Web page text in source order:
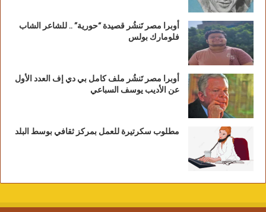
أوبرا مصر تَنشُر قصيدة “حورية” .. للشاعر الشاب
فلومارك بولس
أوبرا مصر تَنشُر ملف كامل بي دي إف العدد الأول
عن الأديب يوسف السباعي
مطلوب سكرتيرة للعمل بمركز ثقافي بوسط البلد